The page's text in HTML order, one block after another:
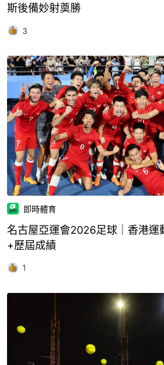
斯後備妙射奠勝
3
即時體育
名古屋亞運會2026足球｜香港運
+歷屆成績
1